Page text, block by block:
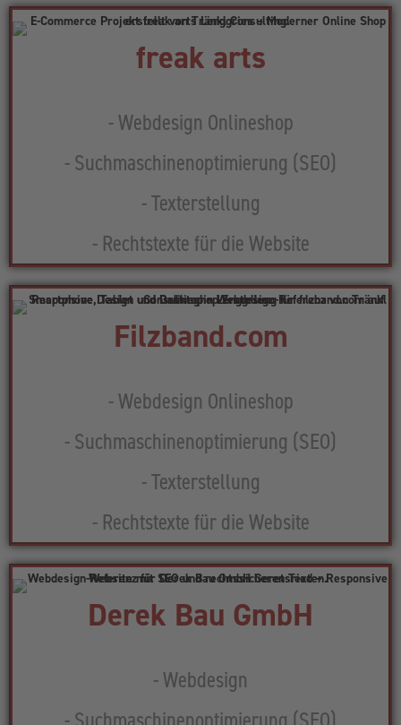
freak arts
- Webdesign Onlineshop
- Suchmaschinenoptimierung (SEO)
- Texterstellung
- Rechtstexte für die Website
Filzband.com
- Webdesign Onlineshop
- Suchmaschinenoptimierung (SEO)
- Texterstellung
- Rechtstexte für die Website
Derek Bau GmbH
- Webdesign